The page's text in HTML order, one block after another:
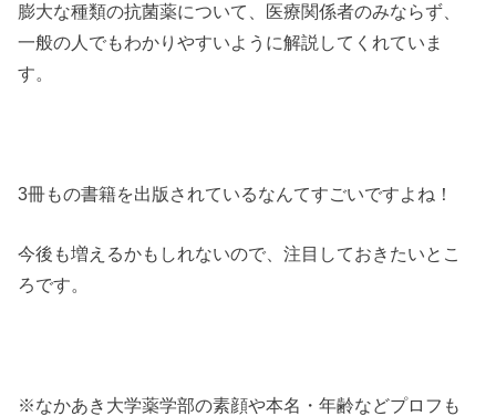
膨大な種類の抗菌薬について、医療関係者のみならず、
一般の人でもわかりやすいように解説してくれていま
す。
3冊もの書籍を出版されているなんてすごいですよね！
今後も増えるかもしれないので、注目しておきたいとこ
ろです。
※なかあき大学薬学部の素顔や本名・年齢などプロフも